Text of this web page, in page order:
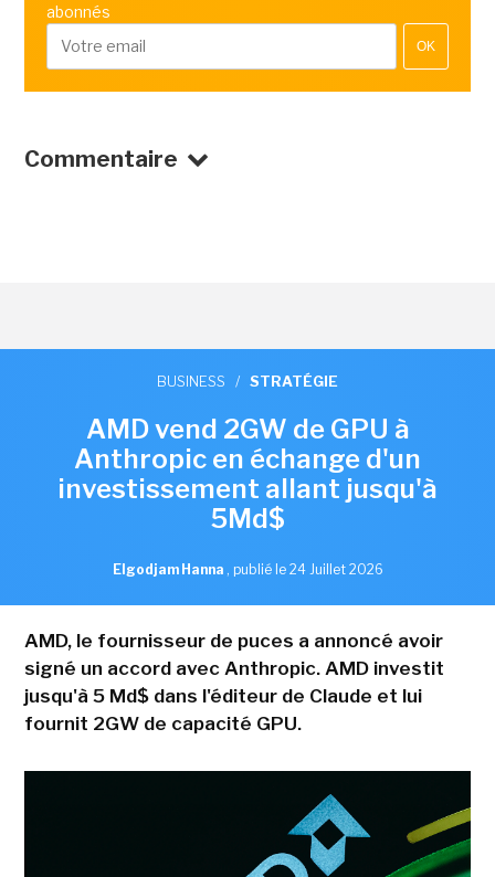
abonnés
OK
Commentaire
BUSINESS / STRATÉGIE
AMD vend 2GW de GPU à
Anthropic en échange d'un
investissement allant jusqu'à
5Md$
Elgodjam Hanna , publié le 24 Juillet 2026
AMD, le fournisseur de puces a annoncé avoir
signé un accord avec Anthropic. AMD investit
jusqu'à 5 Md$ dans l'éditeur de Claude et lui
fournit 2GW de capacité GPU.